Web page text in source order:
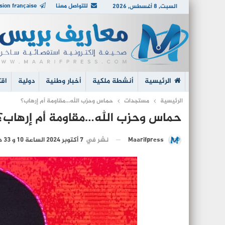
السبت, 8 أغسطس, 2026 للتواصل معنا française
الرئيسية أنشطة ملكية أخبار وطنية دولية
الرئيسية مستجدات حماس وحزب الله…مقاومة أم إرهاب؟
حماس وحزب الله…مقاومة أم
Maarifpress نشر في 7 أكتوبر 2024 الساعة 10 و 33 دقيقة